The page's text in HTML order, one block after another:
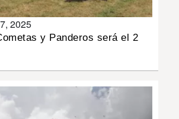
2025
y Panderos será el 2